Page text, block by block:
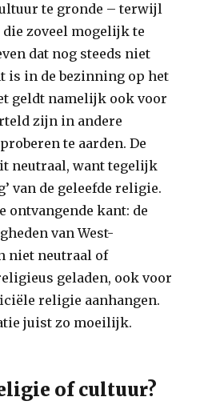
te gronde – terwijl
zoveel mogelijk te
dat nog steeds niet
is in de bezinning op het
geldt namelijk ook voor
zijn in andere
te aarden. De
neutraal, want tegelijk
van de geleefde religie.
ontvangende kant: de
van West-
niet neutraal of
geladen, ook voor
religie aanhangen.
juist zo moeilijk.
of cultuur?